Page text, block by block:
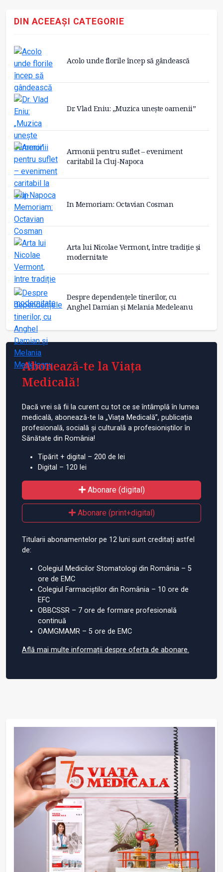
DIN ACEEAȘI CATEGORIE
Acolo unde florile încep să gândească
Dr. Vlad Eniu: „Muzica unește oamenii”
Armonii pentru suflet – eveniment
caritabil la Cluj-Napoca
In Memoriam: Octavian Cosman
Arta lui Nicolae Vermont, între tradiție și
modernitate
Despre dependențele tinerilor, cu
Anghel Damian și Melania Medeleanu
Abonează-te la Viața
Medicală!
Dacă vrei să fii la curent cu tot ce se întâmplă în lumea
medicală, abonează-te la „Viața Medicală”, publicația
profesională, socială și culturală a profesioniștilor în
Sănătate din România!
Tipărit + digital – 200 de lei
Digital – 120 lei
Abonare (digital)
Abonare (print+digital)
Titularii abonamentelor pe 12 luni sunt creditați astfel
de:
Colegiul Medicilor Stomatologi din România – 5
ore de EMC
Colegiul Farmaciștilor din România – 10 ore de
EFC
OBBCSSR – 7 ore de formare profesională
continuă
OAMGMAMR – 5 ore de EMC
Află mai multe informații despre oferta de abonare.